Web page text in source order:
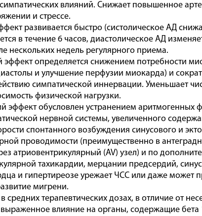
влияний. Снижает повышенное
и стрессе.
развивается быстро (систолическое АД
в течение 6 часов, диастолическое АД
нескольких недель регулярного приема.
эффект определяется снижением потребности
и улучшение перфузии миокарда) и
симпатической иннервации. Уменьшает
физической нагрузки.
эффект обусловлен устранением аритмогенных
нервной системы, увеличенного
спонтанного возбуждения синусового и
проводимости (преимущественно в
атриовентрикулярный (AV) узел) и по
тахикардии, мерцании предсердий,
и гипертиреозе урежает ЧСС или даже может
мигрени.
терапевтических дозах, в отличие от
влияние на органы, содержащие